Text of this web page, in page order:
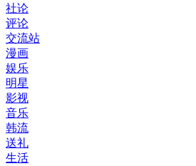
社论
评论
交流站
漫画
娱乐
明星
影视
音乐
韩流
送礼
生活